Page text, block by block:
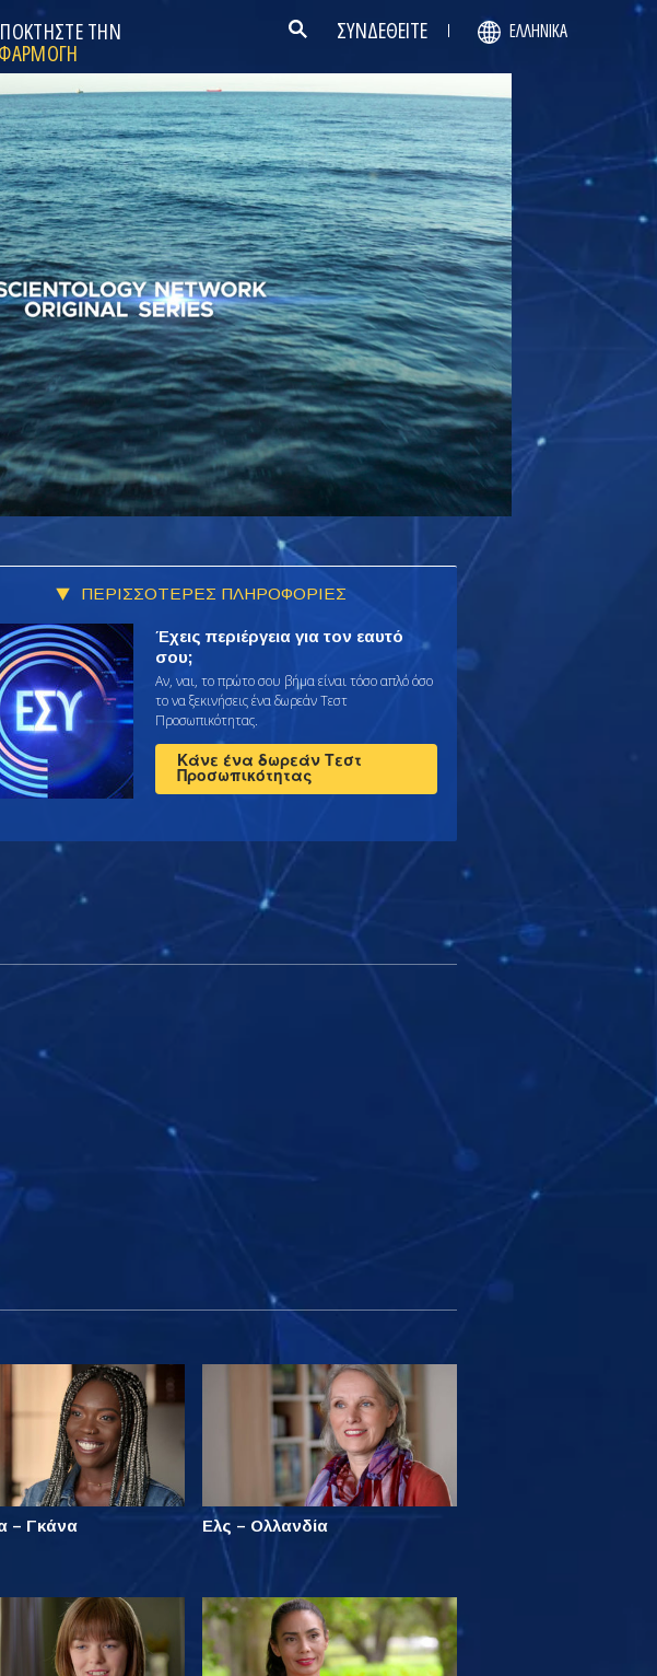
ΤΗΝ ΣΥΝΔΕΘΕΙΤΕ ΕΛΛΗΝΙΚΆ
ΠΕΡΙΣΣΟΤΕΡΕΣ ΠΛΗΡΟΦΟΡΙΕΣ
Έχεις περιέργεια για τον εαυτό
σου;
Αν, ναι, το πρώτο σου βήμα είναι τόσο απλό όσο
το να ξεκινήσεις ένα δωρεάν Τεστ
Προσωπικότητας.
Κάνε ένα δωρεάν Τεστ
Προσωπικότητας
– Γκάνα Ελς – Ολλανδία